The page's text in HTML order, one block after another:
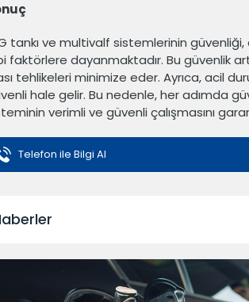
tankı ve multivalf sistemlerinin güvenliği,
faktörlere dayanmaktadır. Bu güvenlik
tehlikeleri minimize eder. Ayrıca, acil
hale gelir. Bu nedenle, her adımda
verimli ve güvenli çalışmasını
Telefon ile Bilgi Al